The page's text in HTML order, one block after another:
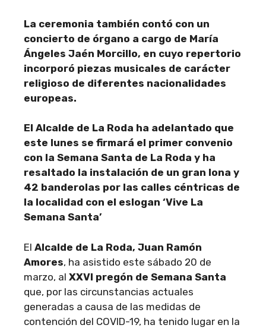
La ceremonia también contó con un
concierto de órgano a cargo de María
Ángeles Jaén Morcillo, en cuyo repertorio
incorporó piezas musicales de carácter
religioso de diferentes nacionalidades
europeas.
El Alcalde de La Roda ha adelantado que
este lunes se firmará el primer convenio
con la Semana Santa de La Roda y ha
resaltado la instalación de un gran lona y
42 banderolas por las calles céntricas de
la localidad con el eslogan ‘Vive La
Semana Santa’
El Alcalde de La Roda, Juan Ramón
Amores, ha asistido este sábado 20 de
marzo, al XXVI pregón de Semana Santa
que, por las circunstancias actuales
generadas a causa de las medidas de
contención del COVID-19, ha tenido lugar en la